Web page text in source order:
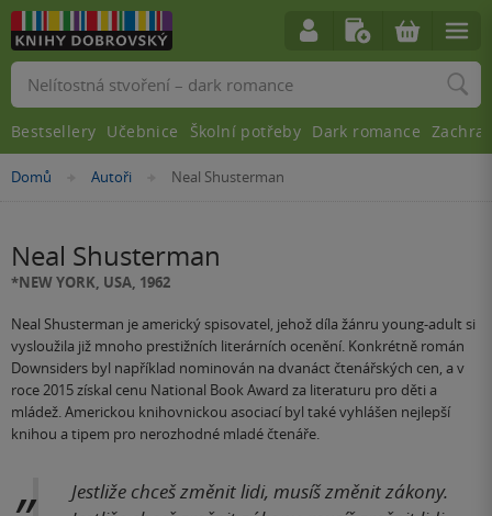
Nacházíte
Domů »Autoři »Neal Shusterman
Neal Shusterman
*NEW YORK, USA, 1962
Neal Shusterman je americký spisovatel, jehož díla žánru young-adult si
vysloužila již mnoho prestižních literárních ocenění. Konkrétně román
Downsiders byl například nominován na dvanáct čtenářských cen, a v
roce 2015 získal cenu National Book Award za literaturu pro děti a
mládež. Americkou knihovnickou asociací byl také vyhlášen nejlepší
knihou a tipem pro nerozhodné mladé čtenáře.
Jestliže chceš změnit lidi, musíš změnit zákony.
Vyhledávání
Bestsellery Učebnice Školní potřeby Dark romance